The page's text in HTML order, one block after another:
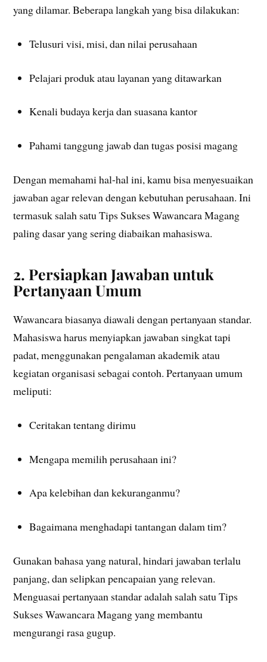
yang dilamar. Beberapa langkah yang bisa dilakukan:
Telusuri visi, misi, dan nilai perusahaan
Pelajari produk atau layanan yang ditawarkan
Kenali budaya kerja dan suasana kantor
Pahami tanggung jawab dan tugas posisi magang
Dengan memahami hal-hal ini, kamu bisa menyesuaikan
jawaban agar relevan dengan kebutuhan perusahaan. Ini
termasuk salah satu Tips Sukses Wawancara Magang
paling dasar yang sering diabaikan mahasiswa.
2. Persiapkan Jawaban untuk
Pertanyaan Umum
Wawancara biasanya diawali dengan pertanyaan standar.
Mahasiswa harus menyiapkan jawaban singkat tapi
padat, menggunakan pengalaman akademik atau
kegiatan organisasi sebagai contoh. Pertanyaan umum
meliputi:
Ceritakan tentang dirimu
Mengapa memilih perusahaan ini?
Apa kelebihan dan kekuranganmu?
Bagaimana menghadapi tantangan dalam tim?
Gunakan bahasa yang natural, hindari jawaban terlalu
panjang, dan selipkan pencapaian yang relevan.
Menguasai pertanyaan standar adalah salah satu Tips
Sukses Wawancara Magang yang membantu
mengurangi rasa gugup.